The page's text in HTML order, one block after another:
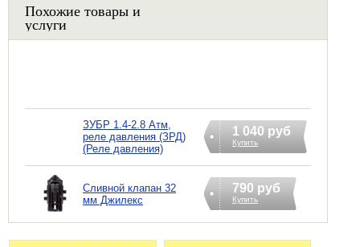
Похожие товары и
услуги
ЗУБР 1.4-2.8 Атм,
реле давления (ЗРД)
(Реле давления)
1 040 руб
Купить
Сливной клапан 32
мм Джилекс
790 руб
Купить